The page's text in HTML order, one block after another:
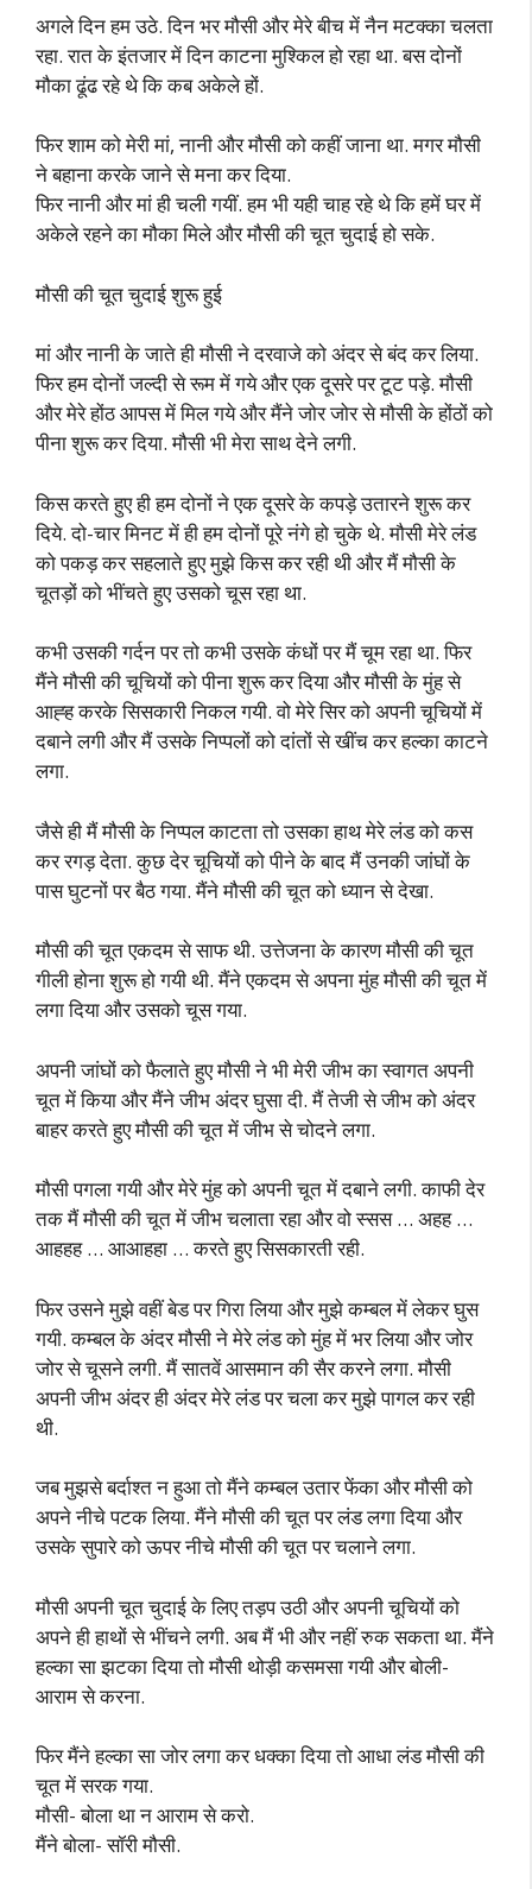
अगले दिन हम उठे. दिन भर मौसी और मेरे बीच में नैन मटक्का चलता
रहा. रात के इंतजार में दिन काटना मुश्किल हो रहा था. बस दोनों
मौका ढूंढ रहे थे कि कब अकेले हों.
फिर शाम को मेरी मां, नानी और मौसी को कहीं जाना था. मगर मौसी
ने बहाना करके जाने से मना कर दिया.
फिर नानी और मां ही चली गयीं. हम भी यही चाह रहे थे कि हमें घर में
अकेले रहने का मौका मिले और मौसी की चूत चुदाई हो सके.
मौसी की चूत चुदाई शुरू हुई
मां और नानी के जाते ही मौसी ने दरवाजे को अंदर से बंद कर लिया.
फिर हम दोनों जल्दी से रूम में गये और एक दूसरे पर टूट पड़े. मौसी
और मेरे होंठ आपस में मिल गये और मैंने जोर जोर से मौसी के होंठों को
पीना शुरू कर दिया. मौसी भी मेरा साथ देने लगी.
किस करते हुए ही हम दोनों ने एक दूसरे के कपड़े उतारने शुरू कर
दिये. दो-चार मिनट में ही हम दोनों पूरे नंगे हो चुके थे. मौसी मेरे लंड
को पकड़ कर सहलाते हुए मुझे किस कर रही थी और मैं मौसी के
चूतड़ों को भींचते हुए उसको चूस रहा था.
कभी उसकी गर्दन पर तो कभी उसके कंधों पर मैं चूम रहा था. फिर
मैंने मौसी की चूचियों को पीना शुरू कर दिया और मौसी के मुंह से
आह्ह करके सिसकारी निकल गयी. वो मेरे सिर को अपनी चूचियों में
दबाने लगी और मैं उसके निप्पलों को दांतों से खींच कर हल्का काटने
लगा.
जैसे ही मैं मौसी के निप्पल काटता तो उसका हाथ मेरे लंड को कस
कर रगड़ देता. कुछ देर चूचियों को पीने के बाद मैं उनकी जांघों के
पास घुटनों पर बैठ गया. मैंने मौसी की चूत को ध्यान से देखा.
मौसी की चूत एकदम से साफ थी. उत्तेजना के कारण मौसी की चूत
गीली होना शुरू हो गयी थी. मैंने एकदम से अपना मुंह मौसी की चूत में
लगा दिया और उसको चूस गया.
अपनी जांघों को फैलाते हुए मौसी ने भी मेरी जीभ का स्वागत अपनी
चूत में किया और मैंने जीभ अंदर घुसा दी. मैं तेजी से जीभ को अंदर
बाहर करते हुए मौसी की चूत में जीभ से चोदने लगा.
मौसी पगला गयी और मेरे मुंह को अपनी चूत में दबाने लगी. काफी देर
तक मैं मौसी की चूत में जीभ चलाता रहा और वो स्सस … अहह …
आहहह … आआहहा … करते हुए सिसकारती रही.
फिर उसने मुझे वहीं बेड पर गिरा लिया और मुझे कम्बल में लेकर घुस
गयी. कम्बल के अंदर मौसी ने मेरे लंड को मुंह में भर लिया और जोर
जोर से चूसने लगी. मैं सातवें आसमान की सैर करने लगा. मौसी
अपनी जीभ अंदर ही अंदर मेरे लंड पर चला कर मुझे पागल कर रही
थी.
जब मुझसे बर्दाश्त न हुआ तो मैंने कम्बल उतार फेंका और मौसी को
अपने नीचे पटक लिया. मैंने मौसी की चूत पर लंड लगा दिया और
उसके सुपारे को ऊपर नीचे मौसी की चूत पर चलाने लगा.
मौसी अपनी चूत चुदाई के लिए तड़प उठी और अपनी चूचियों को
अपने ही हाथों से भींचने लगी. अब मैं भी और नहीं रुक सकता था. मैंने
हल्का सा झटका दिया तो मौसी थोड़ी कसमसा गयी और बोली-
आराम से करना.
फिर मैंने हल्का सा जोर लगा कर धक्का दिया तो आधा लंड मौसी की
चूत में सरक गया.
मौसी- बोला था न आराम से करो.
मैंने बोला- सॉरी मौसी.